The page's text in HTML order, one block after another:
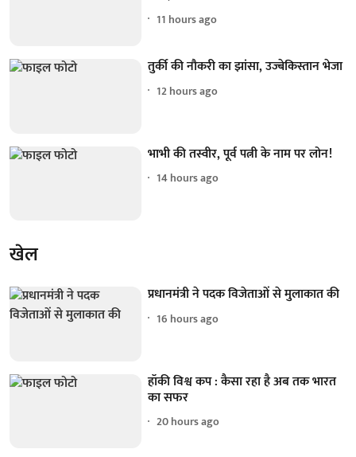
11 hours ago
तुर्की की नौकरी का झांसा, उज्बेकिस्तान भेजा
12 hours ago
भाभी की तस्वीर, पूर्व पत्नी के नाम पर लोन!
14 hours ago
खेल
प्रधानमंत्री ने पदक विजेताओं से मुलाकात की
16 hours ago
हॉकी विश्व कप : कैसा रहा है अब तक भारत
का सफर
20 hours ago